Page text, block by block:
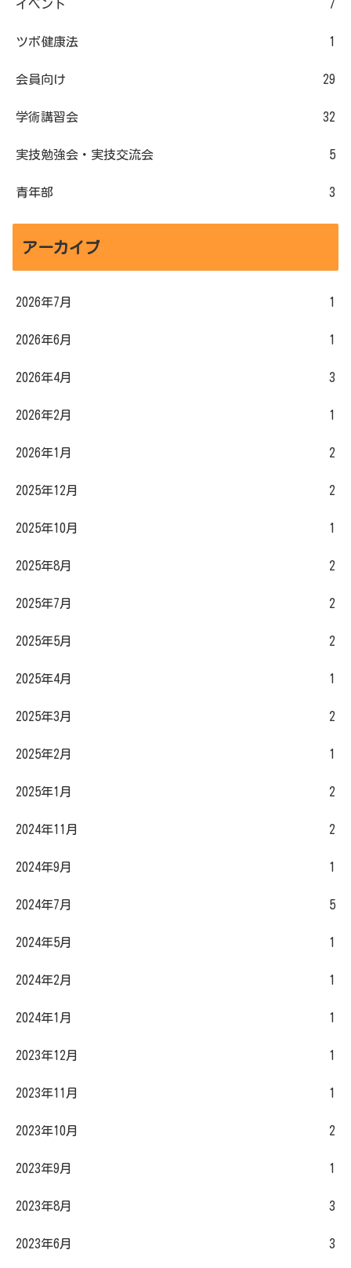
イベント 7
ツボ健康法 1
会員向け 29
学術講習会 32
実技勉強会・実技交流会 5
青年部 3
アーカイブ
2026年7月 1
2026年6月 1
2026年4月 3
2026年2月 1
2026年1月 2
2025年12月 2
2025年10月 1
2025年8月 2
2025年7月 2
2025年5月 2
2025年4月 1
2025年3月 2
2025年2月 1
2025年1月 2
2024年11月 2
2024年9月 1
2024年7月 5
2024年5月 1
2024年2月 1
2024年1月 1
2023年12月 1
2023年11月 1
2023年10月 2
2023年9月 1
2023年8月 3
2023年6月 3